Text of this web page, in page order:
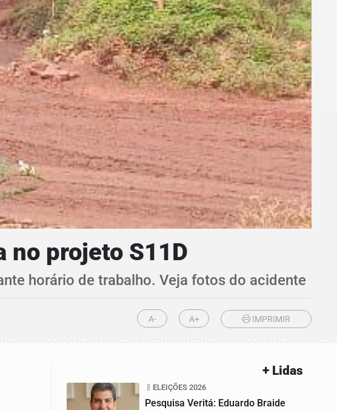
no projeto S11D
horário de trabalho. Veja fotos do acidente
A- A+ IMPRIMIR
+ Lidas
ELEIÇÕES 2026
Pesquisa Veritá: Eduardo Braide